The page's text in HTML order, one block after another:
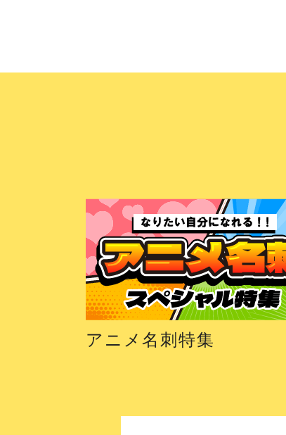
アニメ名刺特集